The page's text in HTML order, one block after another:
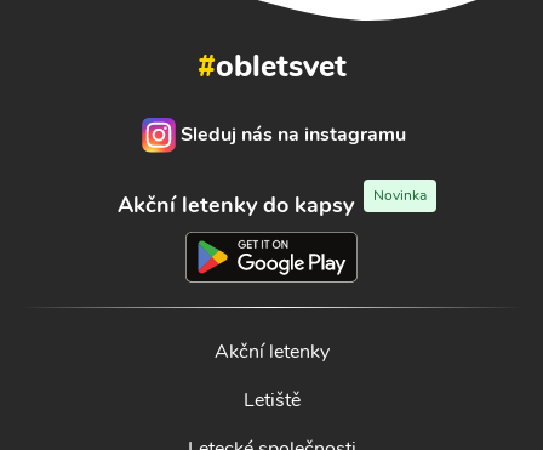
#obletsvet
Sleduj nás na instagramu
Akční letenky do kapsy Novinka
Akční letenky
Letiště